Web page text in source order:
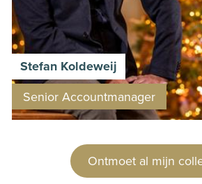
Stefan Koldeweij
Senior Accountmanager
Ontmoet al mijn